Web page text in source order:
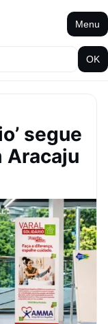
Menu
OK
segue
Aracaju